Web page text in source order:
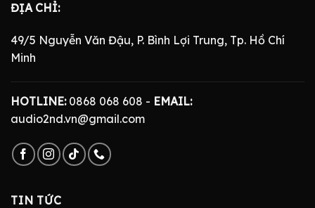
ĐỊA CHỈ:
49/5 Nguyễn Văn Đậu, P. Bình Lợi Trung, Tp. Hồ Chí
Minh
HOTLINE:0868 068 608 - EMAIL:
audio2nd.vn@gmail.com
TIN TỨC